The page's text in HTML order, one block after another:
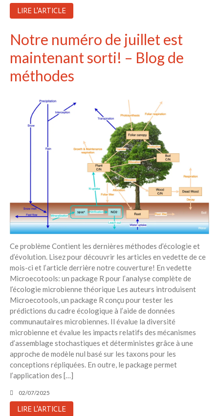
LIRE L'ARTICLE
Notre numéro de juillet est
maintenant sorti! – Blog de
méthodes
Ce problème Contient les dernières méthodes d’écologie et
d’évolution. Lisez pour découvrir les articles en vedette de ce
mois-ci et l’article derrière notre couverture! En vedette
Microecotools: un package R pour l’analyse complète de
l’écologie microbienne théorique Les auteurs introduisent
Microecotools, un package R conçu pour tester les
prédictions du cadre écologique à l’aide de données
communautaires microbiennes. Il évalue la diversité
microbienne et évalue les impacts relatifs des mécanismes
d’assemblage stochastiques et déterministes grâce à une
approche de modèle nul basé sur les taxons pour les
conceptions répliquées. En outre, le package permet
l’application des […]
02/07/2025
LIRE L'ARTICLE